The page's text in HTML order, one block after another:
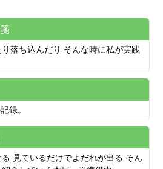
落ち込んだり そんな時に私が実践
録。
見ているだけでよだれが出る そん